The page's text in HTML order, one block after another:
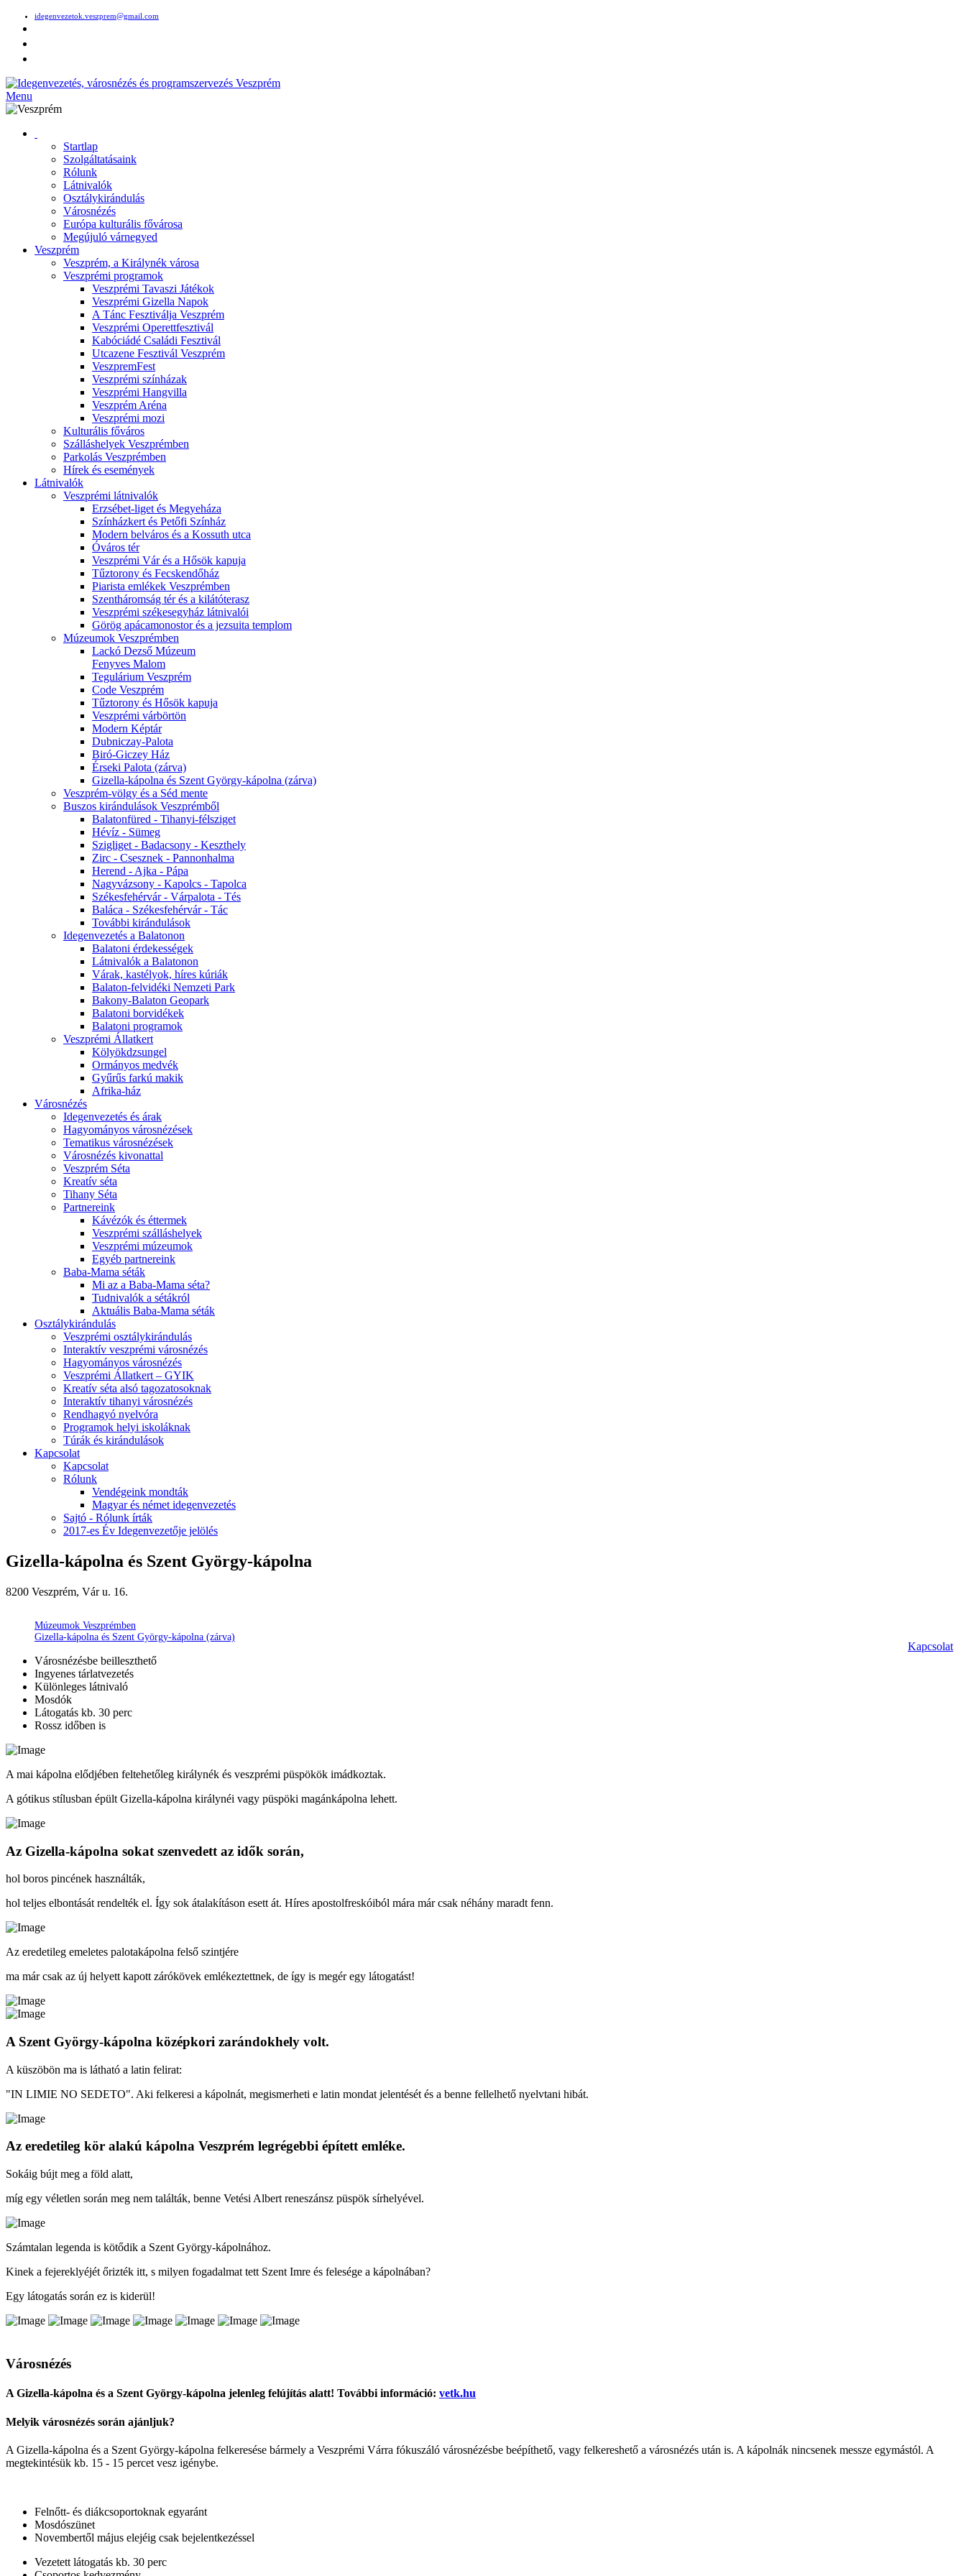
idegenvezetok.veszprem@gmail.com
Menu
Startlap
Szolgáltatásaink
Rólunk
Látnivalók
Osztálykirándulás
Városnézés
Európa kulturális fővárosa
Megújuló várnegyed
Veszprém
Veszprém, a Királynék városa
Veszprémi programok
Veszprémi Tavaszi Játékok
Veszprémi Gizella Napok
A Tánc Fesztiválja Veszprém
Veszprémi Operettfesztivál
Kabóciádé Családi Fesztivál
Utcazene Fesztivál Veszprém
VeszpremFest
Veszprémi színházak
Veszprémi Hangvilla
Veszprém Aréna
Veszprémi mozi
Kulturális főváros
Szálláshelyek Veszprémben
Parkolás Veszprémben
Hírek és események
Látnivalók
Veszprémi látnivalók
Erzsébet-liget és Megyeháza
Színházkert és Petőfi Színház
Modern belváros és a Kossuth utca
Óváros tér
Veszprémi Vár és a Hősök kapuja
Tűztorony és Fecskendőház
Piarista emlékek Veszprémben
Szentháromság tér és a kilátóterasz
Veszprémi székesegyház látnivalói
Görög apácamonostor és a jezsuita templom
Múzeumok Veszprémben
Lackó Dezső Múzeum
Fenyves Malom
Tegulárium Veszprém
Code Veszprém
Tűztorony és Hősök kapuja
Veszprémi várbörtön
Modern Képtár
Dubniczay-Palota
Biró-Giczey Ház
Érseki Palota (zárva)
Gizella-kápolna és Szent György-kápolna (zárva)
Veszprém-völgy és a Séd mente
Buszos kirándulások Veszprémből
Balatonfüred - Tihanyi-félsziget
Hévíz - Sümeg
Szigliget - Badacsony - Keszthely
Zirc - Csesznek - Pannonhalma
Herend - Ajka - Pápa
Nagyvázsony - Kapolcs - Tapolca
Székesfehérvár - Várpalota - Tés
Baláca - Székesfehérvár - Tác
További kirándulások
Idegenvezetés a Balatonon
Balatoni érdekességek
Látnivalók a Balatonon
Várak, kastélyok, híres kúriák
Balaton-felvidéki Nemzeti Park
Bakony-Balaton Geopark
Balatoni borvidékek
Balatoni programok
Veszprémi Állatkert
Kölyökdzsungel
Ormányos medvék
Gyűrűs farkú makik
Afrika-ház
Városnézés
Idegenvezetés és árak
Hagyományos városnézések
Tematikus városnézések
Városnézés kivonattal
Veszprém Séta
Kreatív séta
Tihany Séta
Partnereink
Kávézók és éttermek
Veszprémi szálláshelyek
Veszprémi múzeumok
Egyéb partnereink
Baba-Mama séták
Mi az a Baba-Mama séta?
Tudnivalók a sétákról
Aktuális Baba-Mama séták
Osztálykirándulás
Veszprémi osztálykirándulás
Interaktív veszprémi városnézés
Hagyományos városnézés
Veszprémi Állatkert – GYIK
Kreatív séta alsó tagozatosoknak
Interaktív tihanyi városnézés
Rendhagyó nyelvóra
Programok helyi iskoláknak
Túrák és kirándulások
Kapcsolat
Kapcsolat
Rólunk
Vendégeink mondták
Magyar és német idegenvezetés
Sajtó - Rólunk írták
2017-es Év Idegenvezetője jelölés
Gizella-kápolna és Szent György-kápolna
8200 Veszprém, Vár u. 16.
Múzeumok Veszprémben
Gizella-kápolna és Szent György-kápolna (zárva)
Kapcsolat
Városnézésbe beilleszthető
Ingyenes tárlatvezetés
Különleges látnivaló
Mosdók
Látogatás kb. 30 perc
Rossz időben is
A mai kápolna elődjében feltehetőleg királynék és veszprémi püspökök imádkoztak.
A gótikus stílusban épült Gizella-kápolna királynéi vagy püspöki magánkápolna lehett.
Az Gizella-kápolna sokat szenvedett az idők során,
hol boros pincének használták,
hol teljes elbontását rendelték el. Így sok átalakításon esett át. Híres apostolfreskóiból mára már csak néhány maradt fenn.
Az eredetileg emeletes palotakápolna felső szintjére
ma már csak az új helyett kapott zárókövek emlékeztettnek, de így is megér egy látogatást!
A Szent György-kápolna középkori zarándokhely volt.
A küszöbön ma is látható a latin felirat:
"IN LIMIE NO SEDETO". Aki felkeresi a kápolnát, megismerheti e latin mondat jelentését és a benne fellelhető nyelvtani hibát.
Az eredetileg kör alakú kápolna Veszprém legrégebbi épített emléke.
Sokáig bújt meg a föld alatt,
míg egy véletlen során meg nem találták, benne Vetési Albert reneszánsz püspök sírhelyével.
Számtalan legenda is kötődik a Szent György-kápolnához.
Kinek a fejereklyéjét őrizték itt, s milyen fogadalmat tett Szent Imre és felesége a kápolnában?
Egy látogatás során ez is kiderül!
Városnézés
A Gizella-kápolna és a Szent György-kápolna jelenleg felújítás alatt! További információ: vetk.hu
Melyik városnézés során ajánljuk?
A Gizella-kápolna és a Szent György-kápolna felkeresése bármely a Veszprémi Várra fókuszáló városnézésbe beépíthető, vagy felkereshető a városnézés után is. A kápolnák nincsenek messze egymástól. A
megtekintésük kb. 15 - 15 percet vesz igénybe.
Felnőtt- és diákcsoportoknak egyaránt
Mosdószünet
Novembertől május elejéig csak bejelentkezéssel
Vezetett látogatás kb. 30 perc